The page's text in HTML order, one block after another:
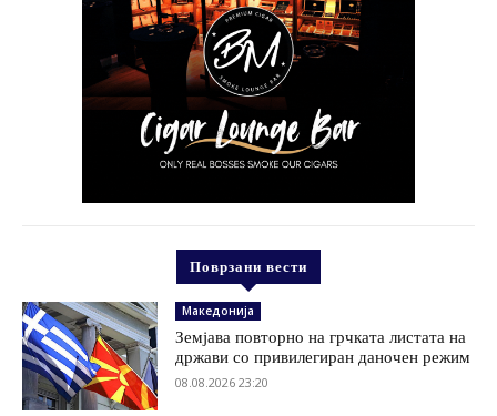
Поврзани вести
Македонија
Земјава повторно на грчката листата на
држави со привилегиран даночен режим
08.08.2026 23:20